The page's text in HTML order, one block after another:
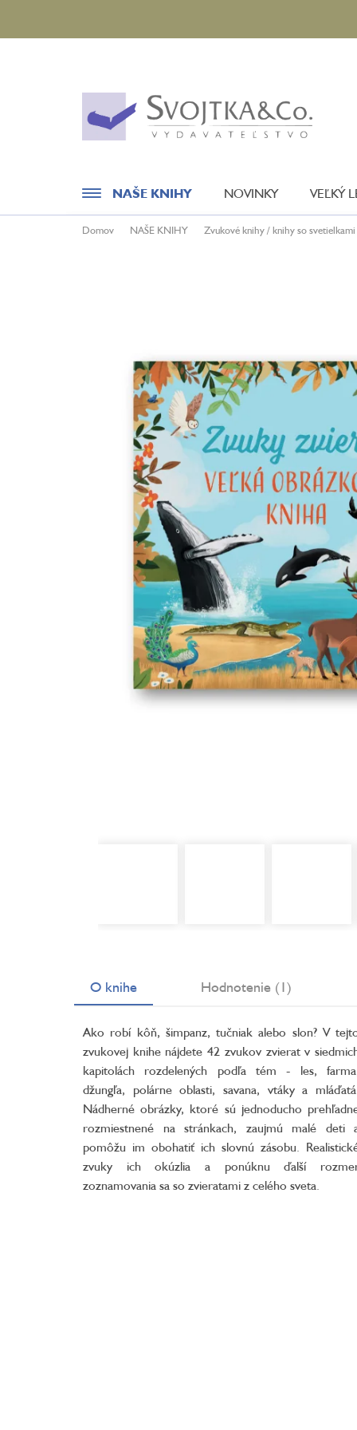
obsah
NAŠE KNIHY
Minipédie
Aktivity / Samolepky
Rozprávky a príbehy
Lacné knihy
NOVINKY VEĽKÝ
Domov NAŠE KNIHY Zvukové knihy / knihy so svetielkami
O knihe Hodnotenie (1)
Ako robí kôň, šimpanz, tučniak alebo slon? V
zvukovej knihe nájdete 42 zvukov zvierat v
kapitolách rozdelených podľa tém - les,
džungľa, polárne oblasti, savana, vtáky a
Nádherné obrázky, ktoré sú jednoducho
rozmiestnené na stránkach, zaujmú malé deti
pomôžu im obohatiť ich slovnú zásobu.
zvuky ich okúzlia a ponúknu ďalší
zoznamovania sa so zvieratami z celého sveta.